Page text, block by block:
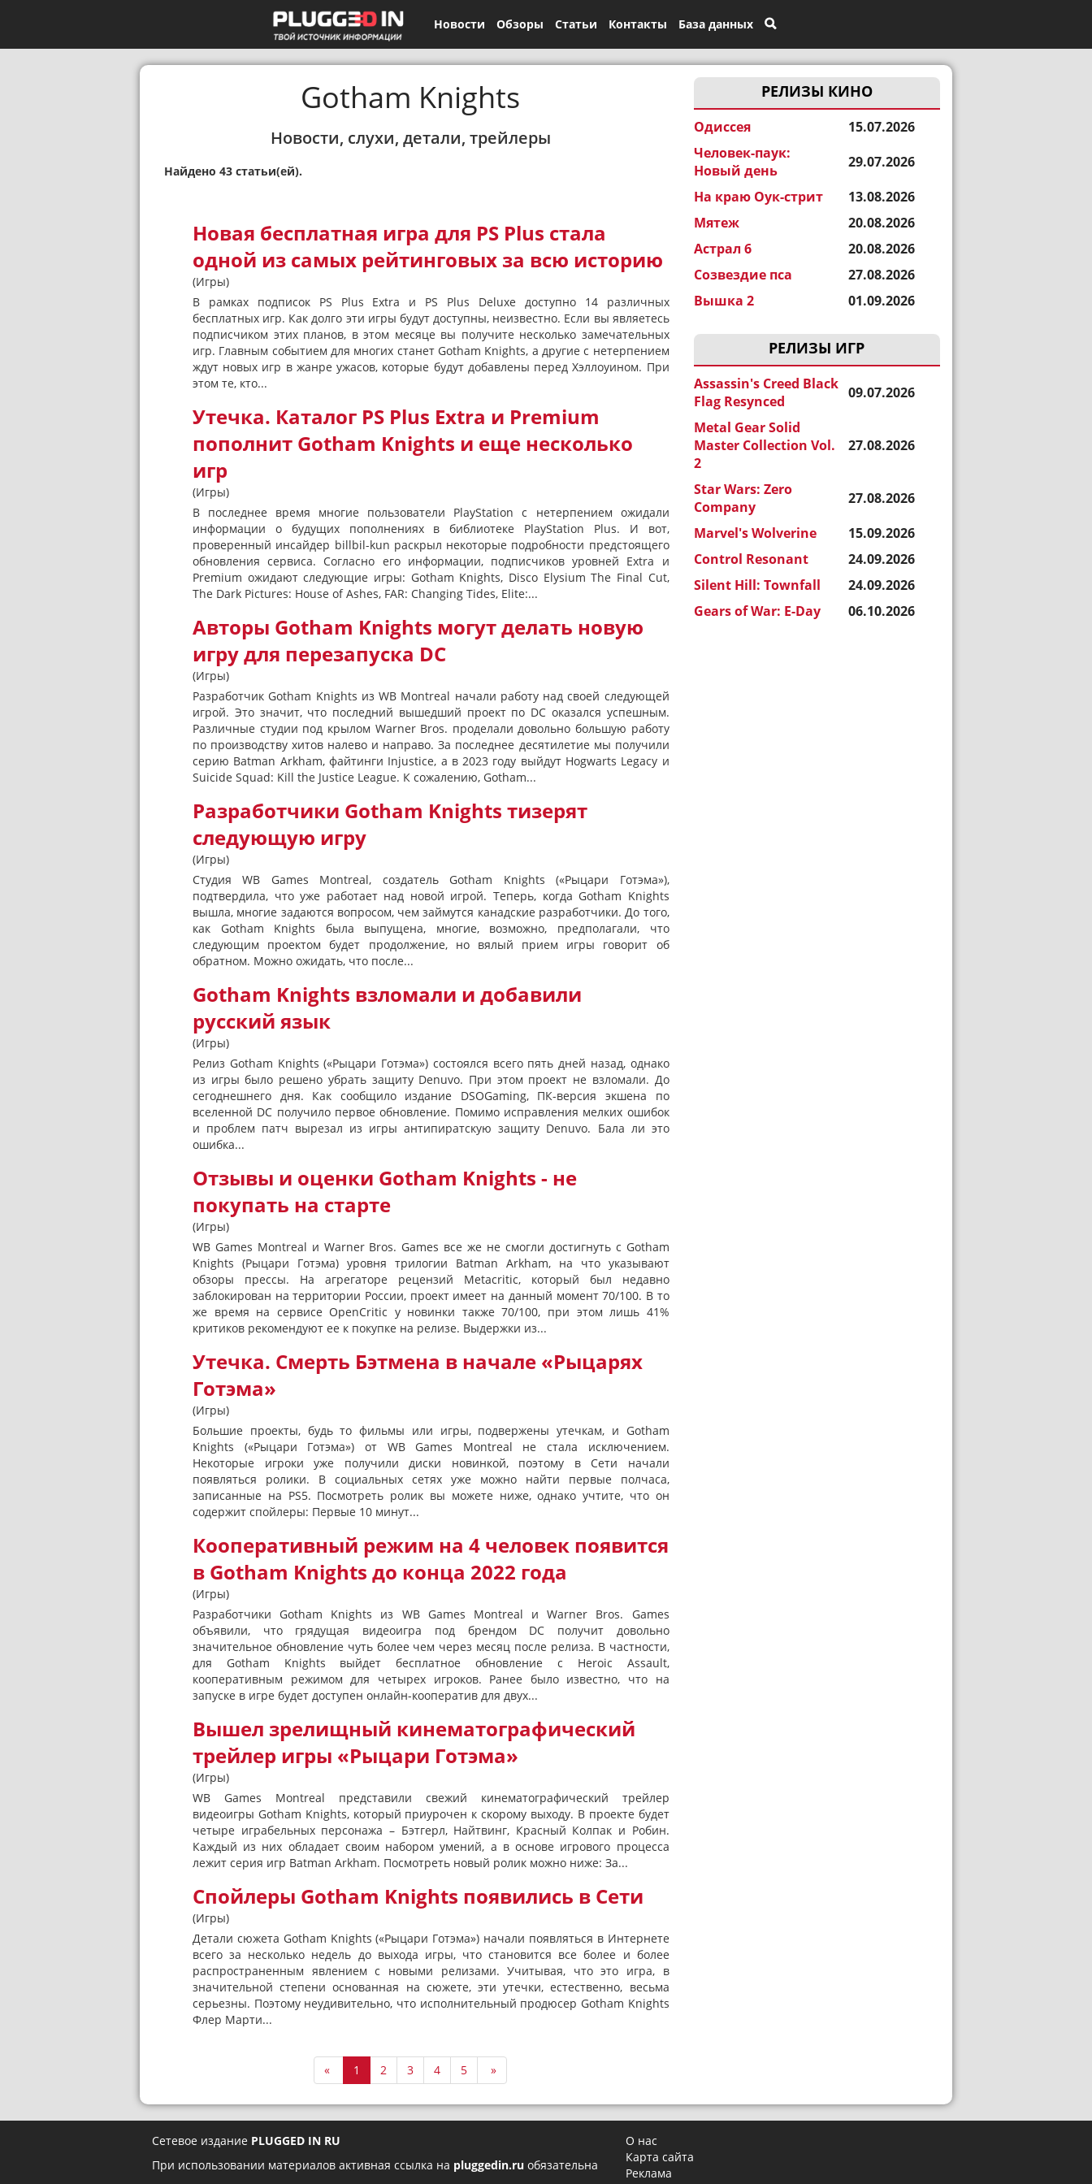
Новости Обзоры Статьи Контакты База данных
РЕЛИЗЫ КИНО
Одиссея
15.07.2026
Человек-паук:
Новый день
29.07.2026
На краю Оук-стрит
13.08.2026
Мятеж
20.08.2026
Астрал 6
20.08.2026
Созвездие пса
27.08.2026
Вышка 2
01.09.2026
РЕЛИЗЫ ИГР
Assassin's Creed Black
Flag Resynced
09.07.2026
Metal Gear Solid
Master Collection Vol.
2
27.08.2026
Star Wars: Zero
Company
27.08.2026
Marvel's Wolverine
15.09.2026
Control Resonant
24.09.2026
Silent Hill: Townfall
24.09.2026
Gears of War: E-Day
06.10.2026
Gotham Knights
Новости, слухи, детали, трейлеры
Найдено 43 статьи(ей).
Новая бесплатная игра для PS Plus стала
одной из самых рейтинговых за всю историю
(Игры)
В рамках подписок PS Plus Extra и PS Plus Deluxe доступно 14 различных
бесплатных игр. Как долго эти игры будут доступны, неизвестно. Если вы являетесь
подписчиком этих планов, в этом месяце вы получите несколько замечательных
игр. Главным событием для многих станет Gotham Knights, а другие с нетерпением
ждут новых игр в жанре ужасов, которые будут добавлены перед Хэллоуином. При
этом те, кто...
Утечка. Каталог PS Plus Extra и Premium
пополнит Gotham Knights и еще несколько
игр
(Игры)
В последнее время многие пользователи PlayStation с нетерпением ожидали
информации о будущих пополнениях в библиотеке PlayStation Plus. И вот,
проверенный инсайдер billbil-kun раскрыл некоторые подробности предстоящего
обновления сервиса. Согласно его информации, подписчиков уровней Extra и
Premium ожидают следующие игры: Gotham Knights, Disco Elysium The Final Cut,
The Dark Pictures: House of Ashes, FAR: Changing Tides, Elite:...
Авторы Gotham Knights могут делать новую
игру для перезапуска DC
(Игры)
Разработчик Gotham Knights из WB Montreal начали работу над своей следующей
игрой. Это значит, что последний вышедший проект по DC оказался успешным.
Различные студии под крылом Warner Bros. проделали довольно большую работу
по производству хитов налево и направо. За последнее десятилетие мы получили
серию Batman Arkham, файтинги Injustice, а в 2023 году выйдут Hogwarts Legacy и
Suicide Squad: Kill the Justice League. К сожалению, Gotham...
Разработчики Gotham Knights тизерят
следующую игру
(Игры)
Студия WB Games Montreal, создатель Gotham Knights («Рыцари Готэма»),
подтвердила, что уже работает над новой игрой. Теперь, когда Gotham Knights
вышла, многие задаются вопросом, чем займутся канадские разработчики. До того,
как Gotham Knights была выпущена, многие, возможно, предполагали, что
следующим проектом будет продолжение, но вялый прием игры говорит об
обратном. Можно ожидать, что после...
Gotham Knights взломали и добавили
русский язык
(Игры)
Релиз Gotham Knights («Рыцари Готэма») состоялся всего пять дней назад, однако
из игры было решено убрать защиту Denuvo. При этом проект не взломали. До
сегоднешнего дня. Как сообщило издание DSOGaming, ПК-версия экшена по
вселенной DC получило первое обновление. Помимо исправления мелких ошибок
и проблем патч вырезал из игры антипиратскую защиту Denuvo. Бала ли это
ошибка...
Отзывы и оценки Gotham Knights - не
покупать на старте
(Игры)
WB Games Montreal и Warner Bros. Games все же не смогли достигнуть с Gotham
Knights (Рыцари Готэма) уровня трилогии Batman Arkham, на что указывают
обзоры прессы. На агрегаторе рецензий Metacritic, который был недавно
заблокирован на территории России, проект имеет на данный момент 70/100. В то
же время на сервисе OpenCritic у новинки также 70/100, при этом лишь 41%
критиков рекомендуют ее к покупке на релизе. Выдержки из...
Утечка. Смерть Бэтмена в начале «Рыцарях
Готэма»
(Игры)
Большие проекты, будь то фильмы или игры, подвержены утечкам, и Gotham
Knights («Рыцари Готэма») от WB Games Montreal не стала исключением.
Некоторые игроки уже получили диски новинкой, поэтому в Сети начали
появляться ролики. В социальных сетях уже можно найти первые полчаса,
записанные на PS5. Посмотреть ролик вы можете ниже, однако учтите, что он
содержит спойлеры: Первые 10 минут...
Кооперативный режим на 4 человек появится
в Gotham Knights до конца 2022 года
(Игры)
Разработчики Gotham Knights из WB Games Montreal и Warner Bros. Games
объявили, что грядущая видеоигра под брендом DC получит довольно
значительное обновление чуть более чем через месяц после релиза. В частности,
для Gotham Knights выйдет бесплатное обновление с Heroic Assault,
кооперативным режимом для четырех игроков. Ранее было известно, что на
запуске в игре будет доступен онлайн-кооператив для двух...
Вышел зрелищный кинематографический
трейлер игры «Рыцари Готэма»
(Игры)
WB Games Montreal представили свежий кинематографический трейлер
видеоигры Gotham Knights, который приурочен к скорому выходу. В проекте будет
четыре играбельных персонажа – Бэтгерл, Найтвинг, Красный Колпак и Робин.
Каждый из них обладает своим набором умений, а в основе игрового процесса
лежит серия игр Batman Arkham. Посмотреть новый ролик можно ниже: За...
Спойлеры Gotham Knights появились в Сети
(Игры)
Детали сюжета Gotham Knights («Рыцари Готэма») начали появляться в Интернете
всего за несколько недель до выхода игры, что становится все более и более
распространенным явлением с новыми релизами. Учитывая, что это игра, в
значительной степени основанная на сюжете, эти утечки, естественно, весьма
серьезны. Поэтому неудивительно, что исполнительный продюсер Gotham Knights
Флер Марти...
« 1 2 3 4 5 »
Сетевое издание PLUGGED IN RU
При использовании материалов активная ссылка на pluggedin.ru обязательна
О нас
Карта сайта
Реклама